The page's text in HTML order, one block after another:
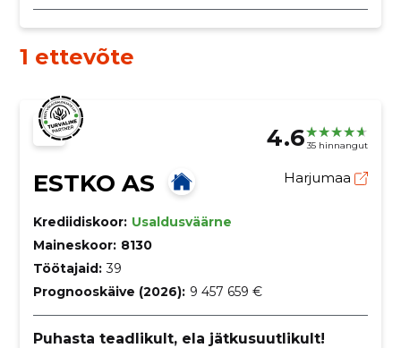
1 ettevõte
4.6 35 hinnangut
ESTKO AS Harjumaa
Krediidiskoor: Usaldusväärne
Maineskoor: 8130
Töötajaid: 39
Prognooskäive (2026): 9 457 659 €
Puhasta teadlikult, ela jätkusuutlikult!